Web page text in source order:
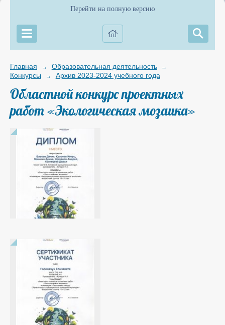
Перейти на полную версию
Главная → Образовательная деятельность →
Конкурсы → Архив 2023-2024 учебного года
Областной конкурс проектных
работ «Экологическая мозаика»